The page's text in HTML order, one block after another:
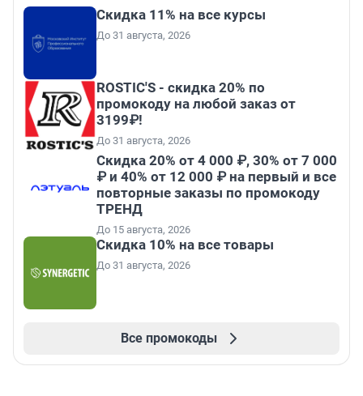
Скидка 11% на все курсы
До 31 августа, 2026
ROSTIC'S - скидка 20% по
промокоду на любой заказ от
3199₽!
До 31 августа, 2026
Скидка 20% от 4 000 ₽, 30% от 7 000
₽ и 40% от 12 000 ₽ на первый и все
повторные заказы по промокоду
ТРЕНД
До 15 августа, 2026
Скидка 10% на все товары
До 31 августа, 2026
Все промокоды